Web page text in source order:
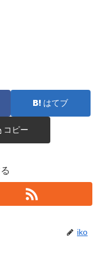
はてブ
コピー
iko